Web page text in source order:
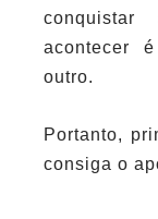
acontecer
outro.
Portanto,
consiga o